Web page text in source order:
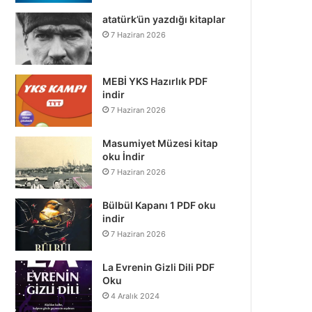
atatürk’ün yazdığı kitaplar
7 Haziran 2026
MEBİ YKS Hazırlık PDF
indir
7 Haziran 2026
Masumiyet Müzesi kitap
oku İndir
7 Haziran 2026
Bülbül Kapanı 1 PDF oku
indir
7 Haziran 2026
La Evrenin Gizli Dili PDF
Oku
4 Aralık 2024